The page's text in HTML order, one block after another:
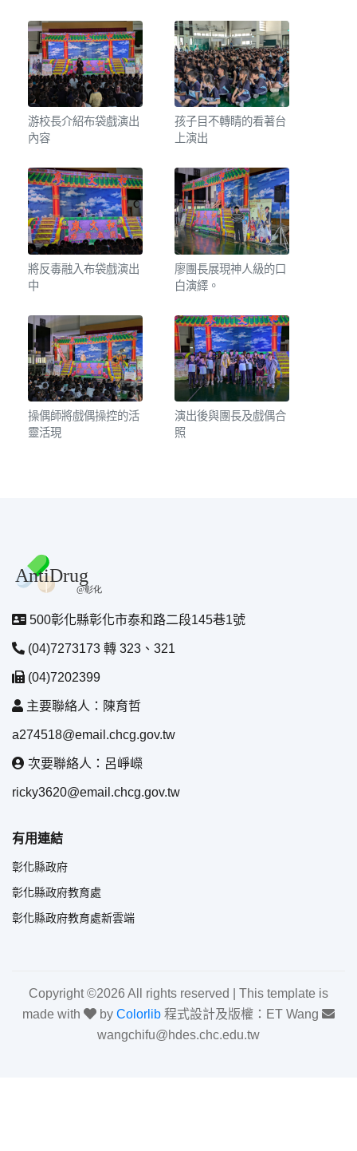
游校長介紹布袋戲演出
內容
孩子目不轉睛的看著台
上演出
將反毒融入布袋戲演出
中
廖團長展現神人級的口
白演繹。
操偶師將戲偶操控的活
靈活現
演出後與團長及戲偶合
照
500彰化縣彰化市泰和路二段145巷1號
(04)7273173 轉 323、321
(04)7202399
主要聯絡人：陳育哲
a274518@email.chcg.gov.tw
次要聯絡人：呂崢嶸
ricky3620@email.chcg.gov.tw
有用連結
彰化縣政府
彰化縣政府教育處
彰化縣政府教育處新雲端
Copyright ©2026 All rights reserved | This template is
made with
by Colorlib 程式設計及版權：ET Wang
wangchifu@hdes.chc.edu.tw